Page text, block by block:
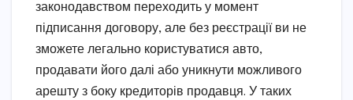
законодавством переходить у момент
підписання договору, але без реєстрації ви не
зможете легально користуватися авто,
продавати його далі або уникнути можливого
арешту з боку кредиторів продавця. У таких